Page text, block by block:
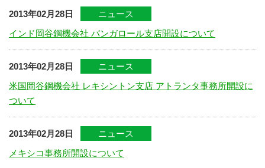
2013年02月28日
ニュース
インド岡谷鋼機会社 バンガロール支店開設について
2013年02月28日
ニュース
米国岡谷鋼機会社 レキシントン支店 アトランタ事務所開設に
ついて
2013年02月28日
ニュース
メキシコ事務所開設について